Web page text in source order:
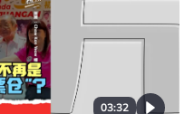
03:32